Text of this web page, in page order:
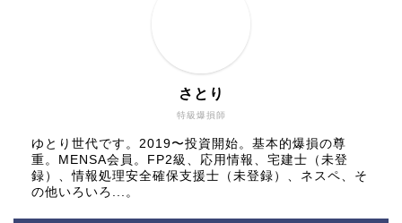
特級爆損師
さとり
ゆとり世代です。2019〜投資開始。基本的爆損の尊
重。MENSA会員。FP2級、応用情報、宅建士（未登
録）、情報処理安全確保支援士（未登録）、ネスペ、そ
の他いろいろ...。